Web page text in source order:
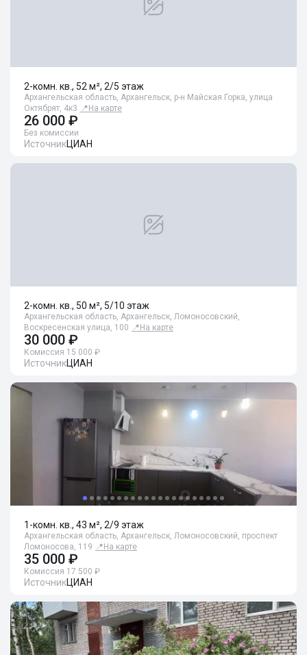
2-комн. кв., 52 м², 2/5 этаж
Архангельская область, Архангельск, р-н Майская Горка, улица
Октябрят, 4к3 📍 На карте
26 000 ₽
Без комиссии
ИсточникЦИАН
2-комн. кв., 50 м², 5/10 этаж
Архангельская область, Архангельск, Ломоносовский,
Воскресенская улица, 100 📍 На карте
30 000 ₽
Комиссия 15 000 ₽
ИсточникЦИАН
1-комн. кв., 43 м², 2/9 этаж
Архангельская область, Архангельск, Ломоносовский, проспект
Ломоносова, 119 📍 На карте
35 000 ₽
Комиссия 17 500 ₽
ИсточникЦИАН